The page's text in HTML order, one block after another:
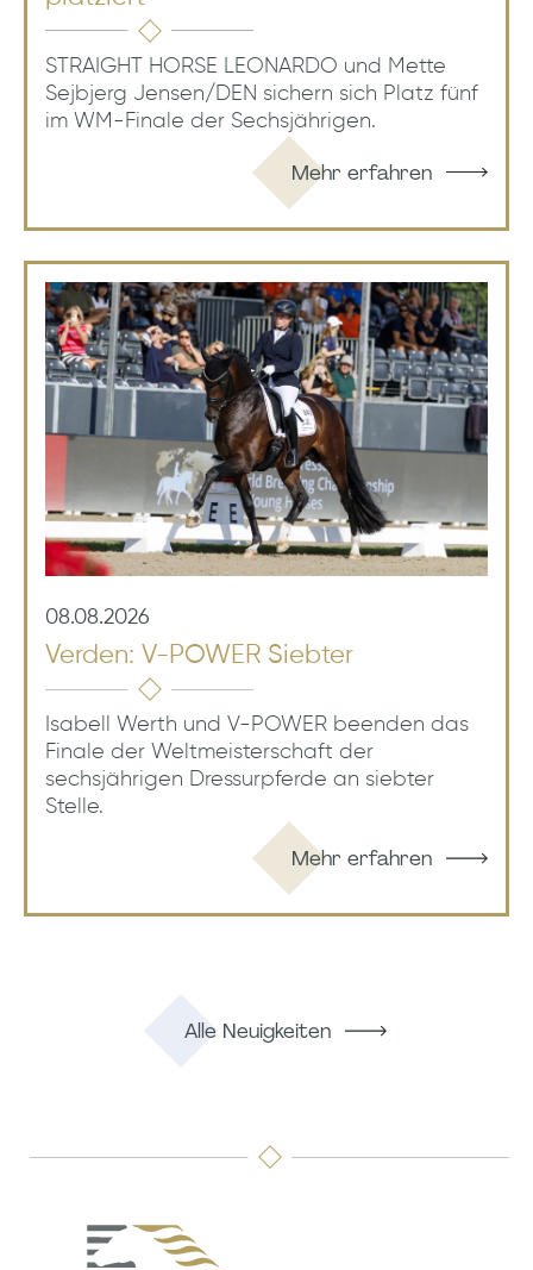
STRAIGHT HORSE LEONARDO und Mette
Sejbjerg Jensen/DEN sichern sich Platz fünf
im WM-Finale der Sechsjährigen.
Mehr erfahren
08.08.2026
Verden: V-POWER Siebter
Isabell Werth und V-POWER beenden das
Finale der Weltmeisterschaft der
sechsjährigen Dressurpferde an siebter
Stelle.
Mehr erfahren
Alle Neuigkeiten